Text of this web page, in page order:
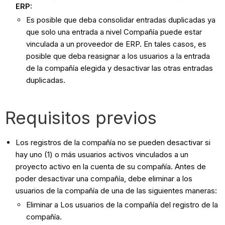
ERP:
Es posible que deba consolidar entradas duplicadas ya
que solo una entrada a nivel Compañía puede estar
vinculada a un proveedor de ERP. En tales casos, es
posible que deba reasignar a los usuarios a la entrada
de la compañía elegida y desactivar las otras entradas
duplicadas.
Requisitos previos
Los registros de la compañía no se pueden desactivar si
hay uno (1) o más usuarios activos vinculados a un
proyecto activo en la cuenta de su compañía. Antes de
poder desactivar una compañía, debe eliminar a los
usuarios de la compañía de una de las siguientes maneras:
Eliminar a Los usuarios de la compañía del registro de la
compañía.